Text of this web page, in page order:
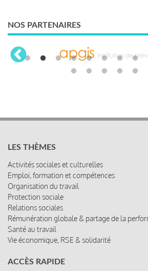
NOS PARTENAIRES
LES THÈMES
Activités sociales et culturelles
Emploi, formation et compétences
Organisation du travail
Protection sociale
Relations sociales
Rémunération globale & partage de la
Vie économique, RSE & solidarité